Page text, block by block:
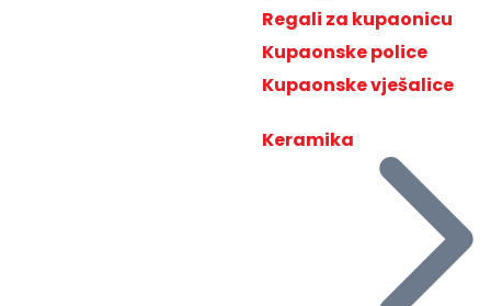
Regali za kupaonicu
Kupaonske police
Kupaonske vješalice
Keramika